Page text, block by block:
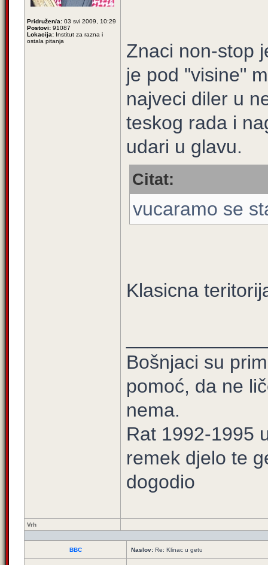
Pridružen/a: 03 svi 2009, 10:29
Postovi: 91087
Lokacija: Institut za razna i
ostala pitanja
Znaci non-stop
je pod "visine"
najveci diler u
teskog rada i
udari u glavu.
Citat:
vucaramo se
Klasicna
Bošnjaci su
pomoć, da ne
nema.
Rat 1992-1995
remek djelo te
dogodio
Vrh
BBC Naslov: Re: Klinac u getu